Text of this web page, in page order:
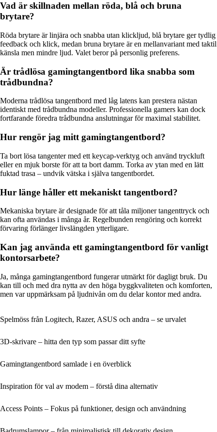
Vad är skillnaden mellan röda, blå och bruna
brytare?
Röda brytare är linjära och snabba utan klickljud, blå brytare ger tydlig
feedback och klick, medan bruna brytare är en mellanvariant med taktil
känsla men mindre ljud. Valet beror på personlig preferens.
Är trådlösa gamingtangentbord lika snabba som
trådbundna?
Moderna trådlösa tangentbord med låg latens kan prestera nästan
identiskt med trådbundna modeller. Professionella gamers kan dock
fortfarande föredra trådbundna anslutningar för maximal stabilitet.
Hur rengör jag mitt gamingtangentbord?
Ta bort lösa tangenter med ett keycap-verktyg och använd tryckluft
eller en mjuk borste för att ta bort damm. Torka av ytan med en lätt
fuktad trasa – undvik vätska i själva tangentbordet.
Hur länge håller ett mekaniskt tangentbord?
Mekaniska brytare är designade för att tåla miljoner tangenttryck och
kan ofta användas i många år. Regelbunden rengöring och korrekt
förvaring förlänger livslängden ytterligare.
Kan jag använda ett gamingtangentbord för vanligt
kontorsarbete?
Ja, många gamingtangentbord fungerar utmärkt för dagligt bruk. Du
kan till och med dra nytta av den höga byggkvaliteten och komforten,
men var uppmärksam på ljudnivån om du delar kontor med andra.
Spelmöss från Logitech, Razer, ASUS och andra – se urvalet
3D-skrivare – hitta den typ som passar ditt syfte
Gamingtangentbord samlade i en överblick
Inspiration för val av modem – förstå dina alternativ
Access Points – Fokus på funktioner, design och användning